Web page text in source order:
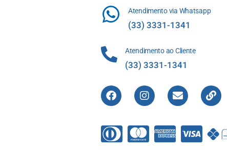
Atendimento via Whatsapp
(33) 3331-1341
Atendimento ao Cliente
(33) 3331-1341